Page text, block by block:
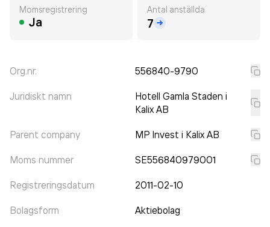
Momsregistrering
Ja
Antal anställda
7
Org.nr. 556840-9790
Juridiskt namn
Hotell Gamla Staden i
Kalix AB
Parent company MP Invest i Kalix AB
Moms nummer SE556840979001
Registreringsdatum 2011-02-10
Bolagsform Aktiebolag